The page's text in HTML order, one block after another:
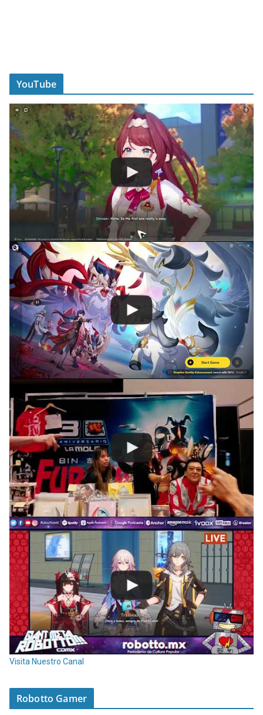
YouTube
Visita Nuestro Canal
Robotto Gamer